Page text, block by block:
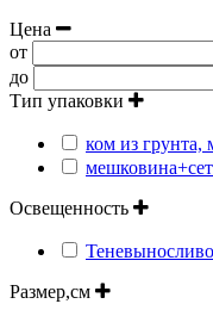
Цена
от
до
Тип упаковки
ком из грунта,
Освещенность
Размер,см